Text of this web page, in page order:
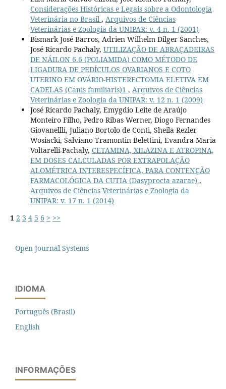
Considerações Históricas e Legais sobre a Odontologia
Veterinária no Brasil , Arquivos de Ciências
Veterinárias e Zoologia da UNIPAR: v. 4 n. 1 (2001)
Bismark José Barros, Adrien Wilhelm Dilger Sanches,
José Ricardo Pachaly, UTILIZAÇÃO DE ABRAÇADEIRAS
DE NÁILON 6.6 (POLIAMIDA) COMO MÉTODO DE
LIGADURA DE PEDÍCULOS OVARIANOS E COTO
UTERINO EM OVÁRIO-HISTERECTOMIA ELETIVA EM
CADELAS (Canis familiaris)1 , Arquivos de Ciências
Veterinárias e Zoologia da UNIPAR: v. 12 n. 1 (2009)
José Ricardo Pachaly, Emygdio Leite de Araújo
Monteiro Filho, Pedro Ribas Werner, Diogo Fernandes
Giovanellli, Juliano Bortolo de Conti, Sheila Rezler
Wosiacki, Salviano Tramontin Belettini, Evandra Maria
Voltarelli-Pachaly, CETAMINA, XILAZINA E ATROPINA,
EM DOSES CALCULADAS POR EXTRAPOLAÇÃO
ALOMÉTRICA INTERESPECÍFICA, PARA CONTENÇÃO
FARMACOLÓGICA DA CUTIA (Dasyprocta azarae) ,
Arquivos de Ciências Veterinárias e Zoologia da
UNIPAR: v. 17 n. 1 (2014)
1 2 3 4 5 6 > >>
Open Journal Systems
IDIOMA
Português (Brasil)
English
INFORMAÇÕES